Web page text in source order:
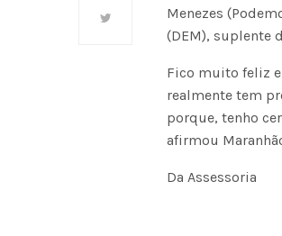
Menezes
(DEM), suplente
Fico muito feliz
realmente tem
porque, tenho
afirmou
Da Assessoria